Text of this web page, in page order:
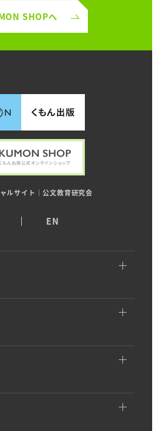
SHOPへ
ルサイト｜公文教育研究会
EN